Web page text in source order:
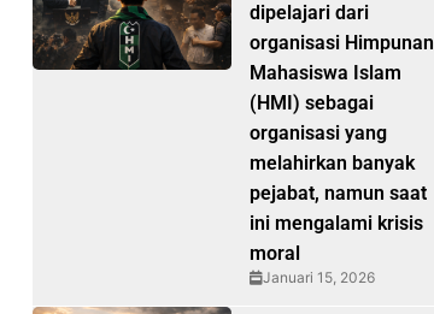
dipelajari dari
organisasi Himpunan
Mahasiswa Islam
(HMI) sebagai
organisasi yang
melahirkan banyak
pejabat, namun saat
ini mengalami krisis
moral
Januari 15, 2026